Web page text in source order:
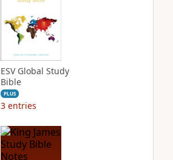
ESV Global Study
Bible
PLUS
3 entries